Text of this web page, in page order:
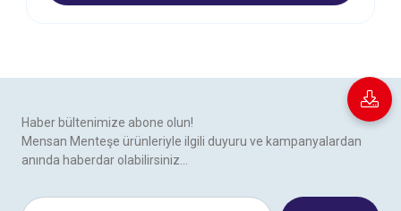
Haber bültenimize abone olun!
Mensan Menteşe ürünleriyle ilgili duyuru ve kampanyalardan
anında haberdar olabilirsiniz...